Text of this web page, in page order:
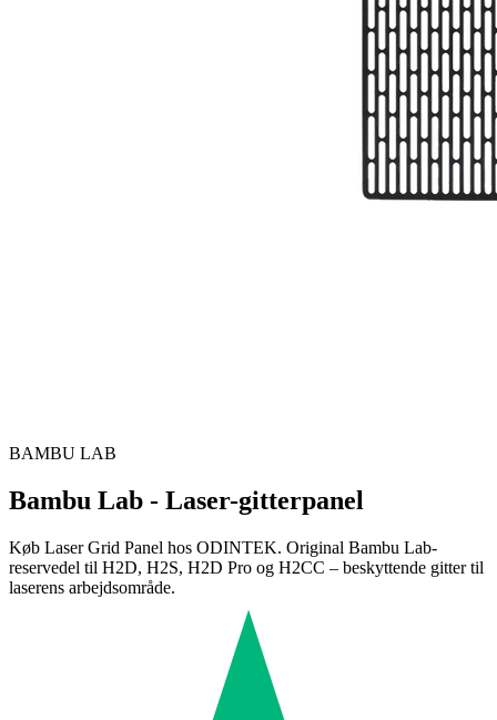
BAMBU LAB
Bambu Lab - Laser-gitterpanel
Køb Laser Grid Panel hos ODINTEK. Original Bambu Lab-
reservedel til H2D, H2S, H2D Pro og H2CC – beskyttende gitter til
laserens arbejdsområde.